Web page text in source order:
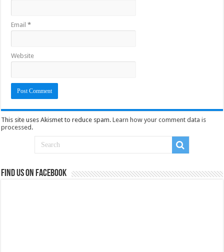
Email*
Website
This site uses Akismet to reduce spam.Learn how your comment data is
processed .
Find us on Facebook